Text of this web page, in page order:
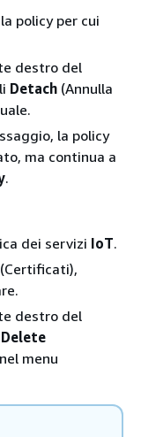
policy per cui
destro del
Detach (Annulla
la policy
ma continua a
.
dei servizi IoT.
(Certificati),
destro del
Delete
menu